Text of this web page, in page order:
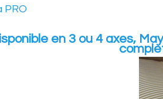
PRO
en 3 ou 4 axes,